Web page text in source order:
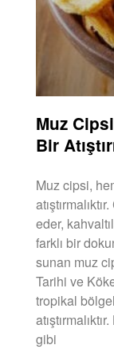
Muz
Bir
Muz cipsi,
eder,
farklı bir
sunan muz
Tarihi ve
tropikal
gibi